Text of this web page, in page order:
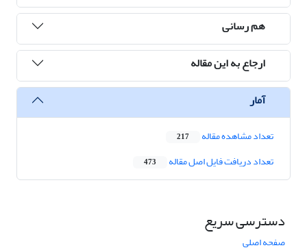
هم رسانی
ارجاع به این مقاله
آمار
تعداد مشاهده مقاله 217
تعداد دریافت فایل اصل مقاله 473
دسترسی سریع
صفحه اصلی